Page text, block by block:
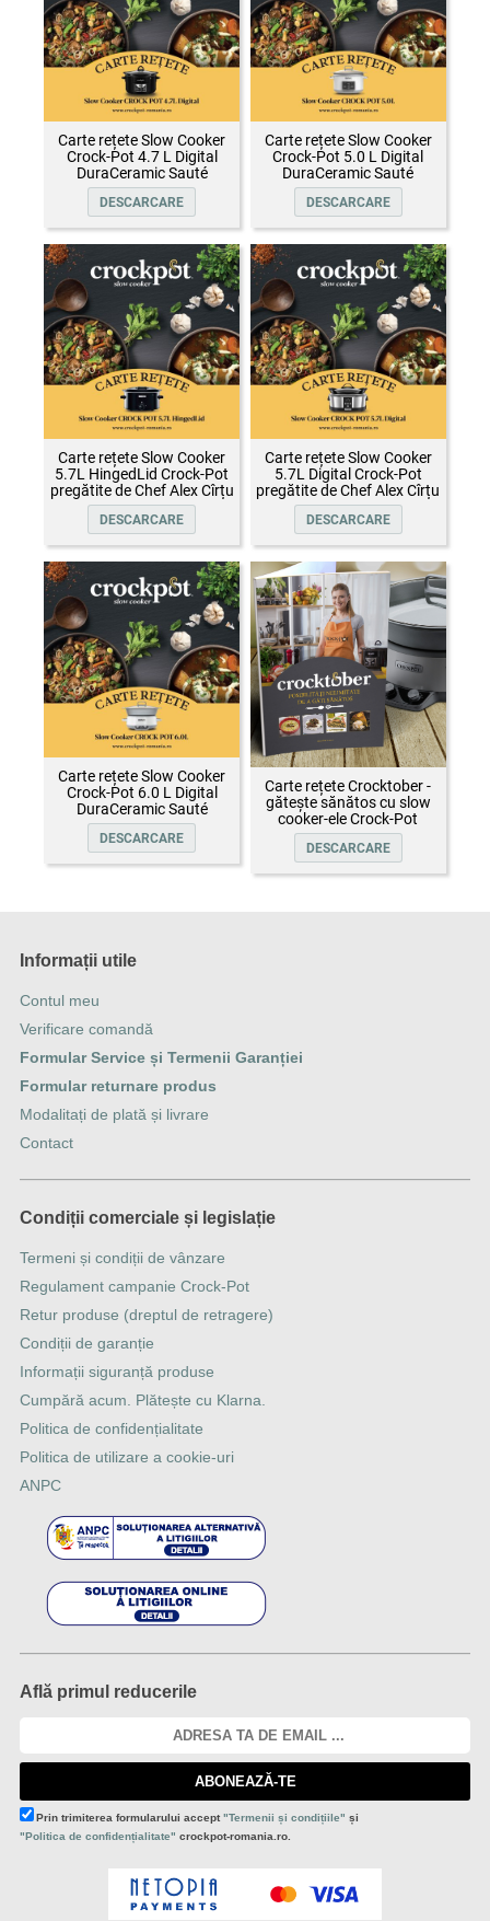
Carte rețete Slow Cooker
Crock-Pot 4.7 L Digital
DuraCeramic Sauté
DESCARCARE
Carte rețete Slow Cooker
Crock-Pot 5.0 L Digital
DuraCeramic Sauté
DESCARCARE
Carte rețete Slow Cooker
5.7L HingedLid Crock-Pot
pregătite de Chef Alex Cîrțu
DESCARCARE
Carte rețete Slow Cooker
5.7L Digital Crock-Pot
pregătite de Chef Alex Cîrțu
DESCARCARE
Carte rețete Slow Cooker
Crock-Pot 6.0 L Digital
DuraCeramic Sauté
DESCARCARE
Carte rețete Crocktober -
gătește sănătos cu slow
cooker-ele Crock-Pot
DESCARCARE
Informații utile
Contul meu
Verificare comandă
Formular Service și Termenii Garanției
Formular returnare produs
Modalitați de plată și livrare
Contact
Condiții comerciale și legislație
Termeni și condiții de vânzare
Regulament campanie Crock-Pot
Retur produse (dreptul de retragere)
Condiții de garanție
Informații siguranță produse
Cumpără acum. Plătește cu Klarna.
Politica de confidențialitate
Politica de utilizare a cookie-uri
ANPC
Află primul reducerile
ABONEAZĂ-TE
Prin trimiterea formularului accept"Termenii și condițiile" și
"Politica de confidențialitate" crockpot-romania.ro.